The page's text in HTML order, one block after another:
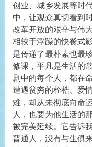
创业、城乡发展等时
中，让观众真切看到
改革开放的艰辛与伟大
相较于浮躁的快餐式
是传递了最朴素也最
修课，平凡是生活的
剧中的每个人，都在
遭遇贫穷的桎梏、爱
难，却从未彻底向命
人，也要为他生活的
被完美延续。它告诉
普通人，没有与生俱